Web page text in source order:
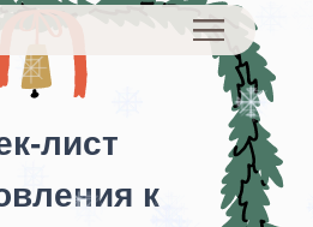
лист
к